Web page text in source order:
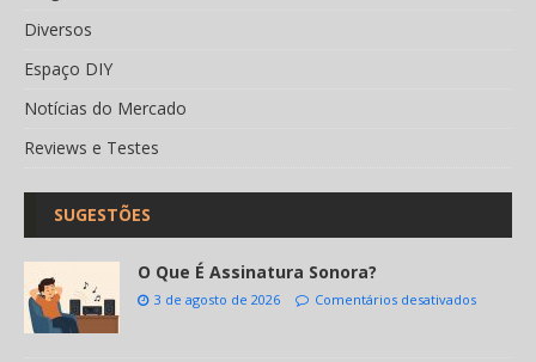
Diversos
Espaço DIY
Notícias do Mercado
Reviews e Testes
SUGESTÕES
O Que É Assinatura Sonora?
3 de agosto de 2026 Comentários desativados